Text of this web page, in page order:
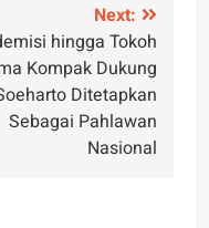
Next:
hingga Tokoh
Kompak Dukung
Ditetapkan
Sebagai Pahlawan
Nasional